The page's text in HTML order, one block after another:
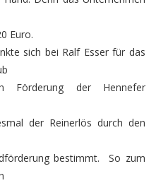
Euro.
sich bei Ralf Esser für das
Förderung der Hennefer
der Reinerlös durch den
bestimmt. So zum